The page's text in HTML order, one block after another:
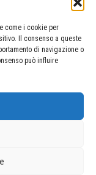
come i cookie per
Il consenso a queste
di navigazione o
può influire
Powered by